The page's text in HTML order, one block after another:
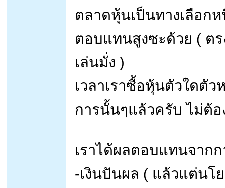
ตลาดหุ้นเป็นทางเลือก
ตอบแทนสูงซะด้วย ( ตร
เล่นมั่ง )
เวลาเราซื้อหุ้นตัวใดตัว
การนั้นๆแล้วครับ ไม่ต้อ
เราได้ผลตอบแทนจาก
-เงินปันผล ( แล้วแต่นโ